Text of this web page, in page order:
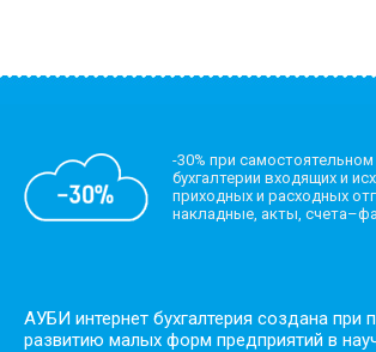
-30% при
бухгалтерии входящих и
приходных и расходных
накладные, акты,
АУБИ интернет бухгалтерия создана
развитию малых форм предприятий в